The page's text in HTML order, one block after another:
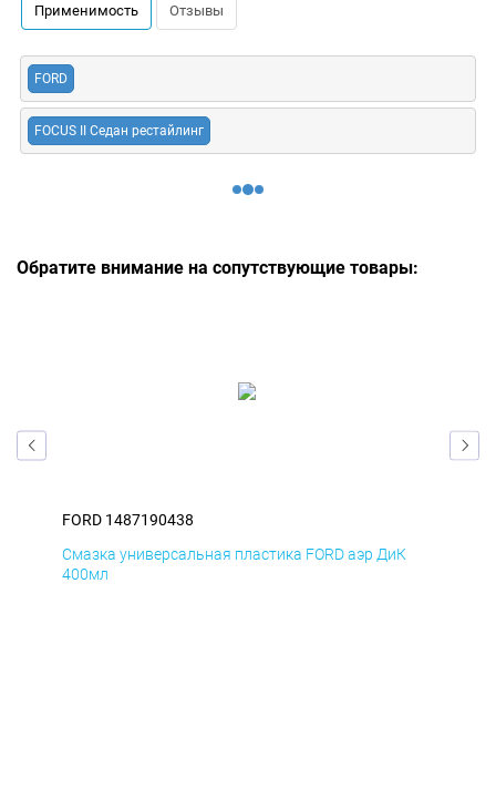
Применимость Отзывы
FORD
FOCUS II Седан рестайлинг
Обратите внимание на сопутствующие товары:
FORD 1487190438
Смазка универсальная пластика FORD аэр ДиК
400мл